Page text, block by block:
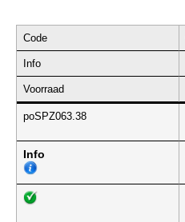
Code
Info
Voorraad
poSPZ063.38
Info